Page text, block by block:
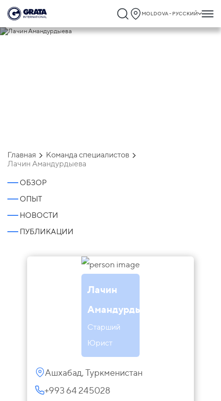
MOLDOVA - РУССКИЙ
Главная
Команда специалистов
Лачин Амандурдыева
ОБЗОР
ОПЫТ
НОВОСТИ
ПУБЛИКАЦИИ
Лачин
Амандурдыева
Cтарший
Юрист
Ашхабад, Туркменистан
+993 64 245028